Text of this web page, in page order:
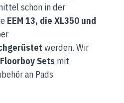
schon in der
EEM 13, die XL350 und
werden. Wir
Floorboy Sets mit
an Pads